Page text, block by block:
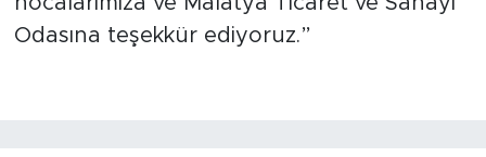
Odasına teşekkür ediyoruz.”